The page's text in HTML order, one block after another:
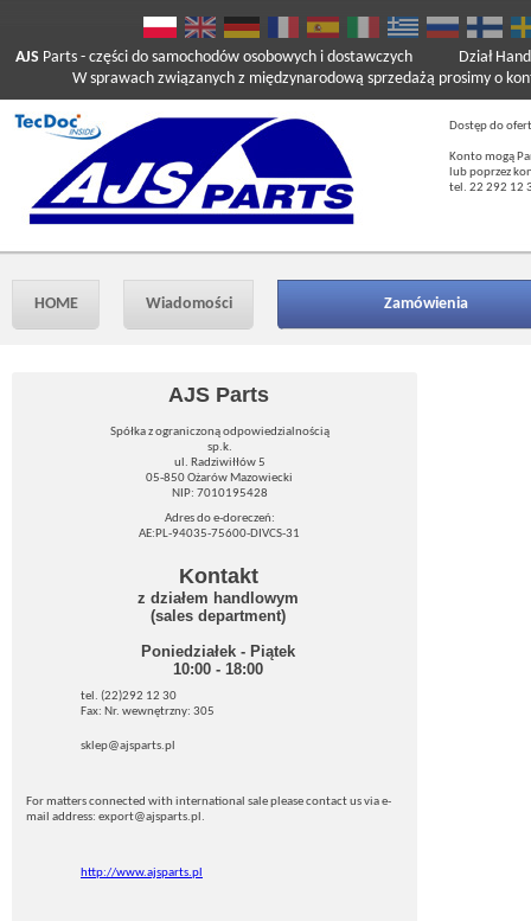
AJS Parts - części do samochodów osobowych i dostawczych
W sprawach związanych z międzynarodową sprzedażą prosimy o
Dział
Dostęp do
Konto mogą
lub poprzez
tel. 22 292 12
HOME Wiadomości Zamówienia
AJS Parts
Spółka z ograniczoną odpowiedzialnością
sp.k.
ul. Radziwiłłów 5
05-850 Ożarów Mazowiecki
NIP: 7010195428
Adres do e-doreczeń:
AE:PL-94035-75600-DIVCS-31
Kontakt
z działem handlowym
(sales department)
Poniedziałek - Piątek
10:00 - 18:00
tel. (22)292 12 30
Fax: Nr. wewnętrzny: 305
sklep@ajsparts.pl
For matters connected with international sale please contact us via e-
mail address: export@ajsparts.pl.
http://www.ajsparts.pl